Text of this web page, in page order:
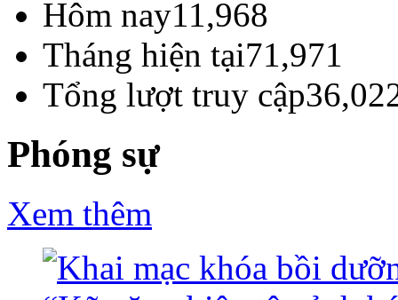
Hôm nay11,968
Tháng hiện tại71,971
Tổng lượt truy cập
Phóng sự
Xem thêm